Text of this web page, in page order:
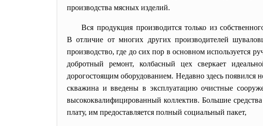
производства мясных изделий.
Вся продукция производится только из
В отличие от многих других производителей
производство, где до сих пор в основном используется
добротный ремонт, колбасный цех сверкает
дорогостоящим оборудованием. Недавно здесь появился
скважина и введены в эксплуатацию очистные
высококвалифицированный коллектив. Большие
плату, им предоставляется полный социальный пакет,